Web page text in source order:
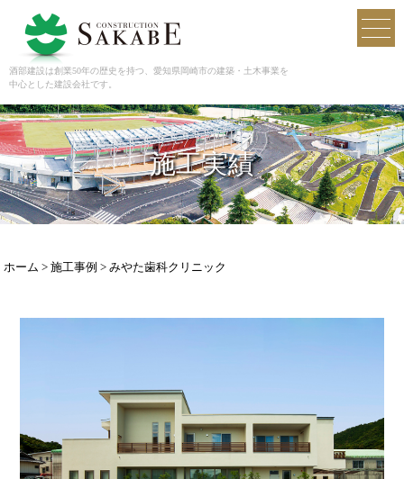
酒部建設は創業50年の歴史を持つ、愛知県岡崎市の建築・土木事業を
中心とした建設会社です。
施工実績
ホーム >施工事例 >みやた歯科クリニック